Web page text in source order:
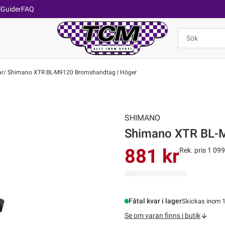
GuiderFAQ
Shimano XTR BL-M9120 Bromshandtag | Höger
SHIMANO
Shimano XTR
881 krRek. pris 1
Fåtal kvar i lagerSkickas inom
Se om varan finns i butik